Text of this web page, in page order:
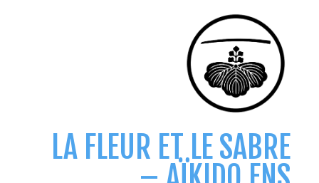
LA FLEUR ET LE SABRE